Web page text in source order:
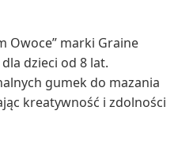
Owoce” marki Graine
dzieci od 8 lat.
gumek do mazania
kreatywność i zdolności